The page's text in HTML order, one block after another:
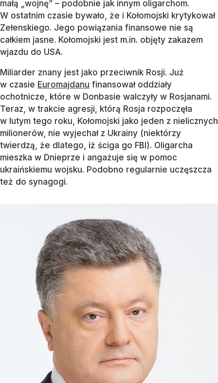
małą „wojnę” – podobnie jak innym oligarchom.
W ostatnim czasie bywało, że i Kołomojski krytykował
Zełenskiego. Jego powiązania finansowe nie są
całkiem jasne. Kołomojski jest m.in. objęty zakazem
wjazdu do USA.
Miliarder znany jest jako przeciwnik Rosji. Już
w czasie Euromajdanu finansował oddziały
ochotnicze, które w Donbasie walczyły w Rosjanami.
Teraz, w trakcie agresji, którą Rosja rozpoczęła
w lutym tego roku, Kołomojski jako jeden z nielicznych
milionerów, nie wyjechał z Ukrainy (niektórzy
twierdzą, że dlatego, iż ściga go FBI). Oligarcha
mieszka w Dnieprze i angażuje się w pomoc
ukraińskiemu wojsku. Podobno regularnie uczęszcza
też do synagogi.